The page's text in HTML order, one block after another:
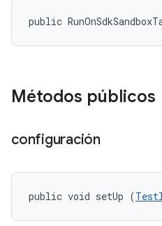
public
Métodos públicos
configuración
public void setUp (